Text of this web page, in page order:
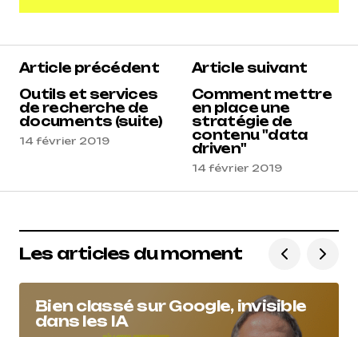
Voir les commentaires (1)
5
Reacteur
14 février 2019 à 8 h 57 min
Répondre
Article précédent
Outils et services
de recherche de
documents (suite)
14 février 2019
Article suivant
Comment mettre
en place une
stratégie de
contenu "data
driven"
14 février 2019
Les articles du moment
Bien classé sur Google, invisible
dans les IA